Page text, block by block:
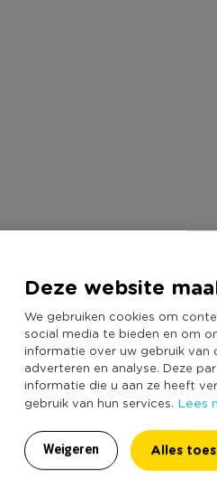
Deze website
We gebruiken cookies om
social media te bieden en om
informatie over uw gebruik van
adverteren en analyse. Deze
informatie die u aan ze heeft
gebruik van hun services. Lees
Weigeren Alles